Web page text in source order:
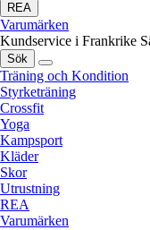
REA
Varumärken
Kundservice i Frankrike
Sök
Träning och Kondition
Styrketräning
Crossfit
Yoga
Kampsport
Kläder
Skor
Utrustning
REA
Varumärken